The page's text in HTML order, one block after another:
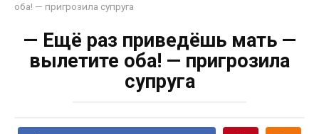
оба! — пригрозила супруга
— Ещё раз приведёшь мать —
вылетите оба! — пригрозила
супруга